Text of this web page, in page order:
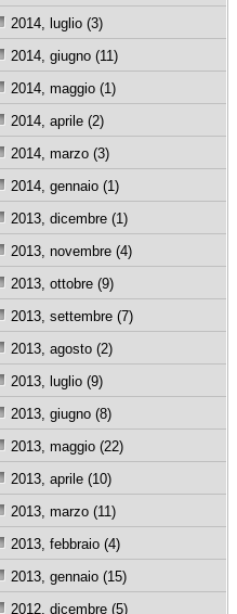
2014, luglio (3)
2014, giugno (11)
2014, maggio (1)
2014, aprile (2)
2014, marzo (3)
2014, gennaio (1)
2013, dicembre (1)
2013, novembre (4)
2013, ottobre (9)
2013, settembre (7)
2013, agosto (2)
2013, luglio (9)
2013, giugno (8)
2013, maggio (22)
2013, aprile (10)
2013, marzo (11)
2013, febbraio (4)
2013, gennaio (15)
2012, dicembre (5)